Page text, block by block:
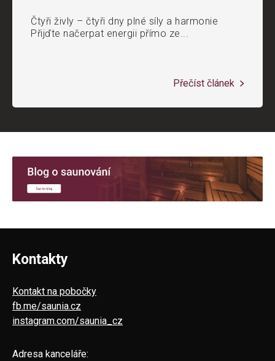
Čtyři živly – čtyři dny plné síly a harmonie
Přijďte načerpat energii přímo ze...
Přečíst článek
Kontakty
Kontakt na pobočky
fb.me/saunia.cz
instagram.com/saunia_cz
Adresa kanceláře: